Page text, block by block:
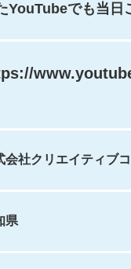
YouTubeでも当日
会社クリエイティブ
県